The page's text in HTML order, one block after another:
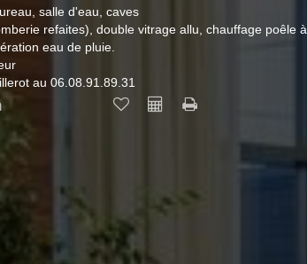
salle d'eau, caves
refaites), double vitrage allu, chauffage poêle à
eau de pluie.
au 06.08.91.89.31